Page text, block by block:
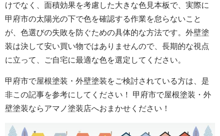
けでなく、面積効果を考慮した大きな色見本板で、実際に
甲府市の太陽光の下で色を確認する作業を怠らないこと
が、色選びの失敗を防ぐための具体的な方法です。外壁塗
装は決して安い買い物ではありませんので、長期的な視点
に立って、ご自宅に最適な色を選定してください。
甲府市で屋根塗装・外壁塗装をご検討されている方は、是
非この記事を参考にしてください！ 甲府市で屋根塗装・外
壁塗装ならアマノ塗装店へおまかせください！